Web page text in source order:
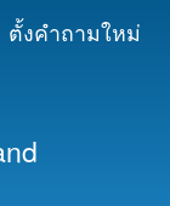
ตั้งคำถามใหม่